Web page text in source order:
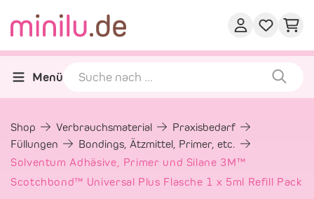
Menü
Shop Verbrauchsmaterial
Praxisbedarf
Füllungen
Bondings, Ätzmittel, Primer, etc.
Solventum Adhäsive, Primer und Silane 3M™
Scotchbond™ Universal Plus Flasche 1 x 5ml Refill Pack